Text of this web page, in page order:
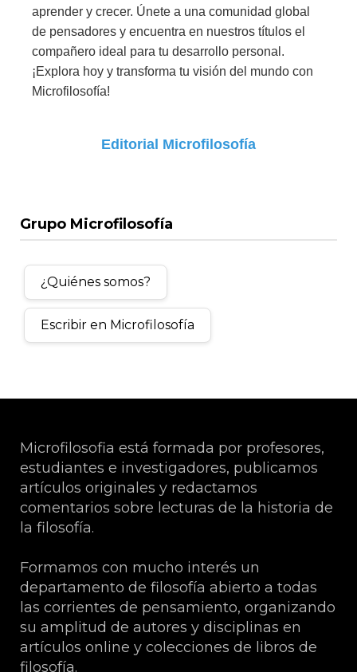
aprender y crecer. Únete a una comunidad global
de pensadores y encuentra en nuestros títulos el
compañero ideal para tu desarrollo personal.
¡Explora hoy y transforma tu visión del mundo con
Microfilosofía!
Editorial Microfilosofía
Grupo Microfilosofía
¿Quiénes somos?
Escribir en Microfilosofía
Microfilosofia está formada por profesores,
estudiantes e investigadores, publicamos
artículos originales y redactamos
comentarios sobre lecturas de la historia de
la filosofía.
Formamos con mucho interés un
departamento de filosofía abierto a todas
las corrientes de pensamiento, organizando
su amplitud de autores y disciplinas en
artículos online y colecciones de libros de
filosofía.